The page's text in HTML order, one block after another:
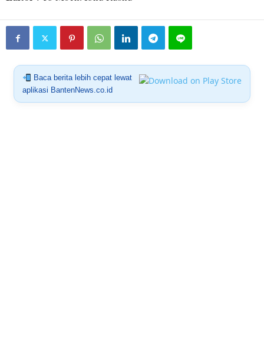
Baca berita lebih cepat lewat
aplikasi BantenNews.co.id